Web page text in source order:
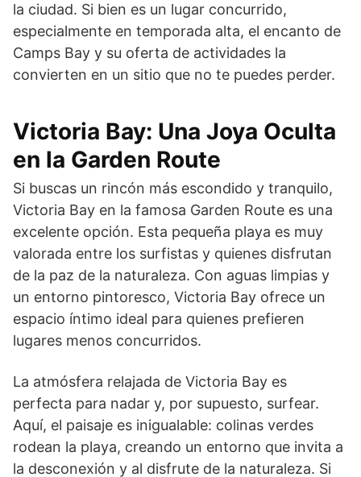
la ciudad. Si bien es un lugar concurrido,
especialmente en temporada alta, el encanto de
Camps Bay y su oferta de actividades la
convierten en un sitio que no te puedes perder.
Victoria Bay: Una Joya Oculta
en la Garden Route
Si buscas un rincón más escondido y tranquilo,
Victoria Bay en la famosa Garden Route es una
excelente opción. Esta pequeña playa es muy
valorada entre los surfistas y quienes disfrutan
de la paz de la naturaleza. Con aguas limpias y
un entorno pintoresco, Victoria Bay ofrece un
espacio íntimo ideal para quienes prefieren
lugares menos concurridos.
La atmósfera relajada de Victoria Bay es
perfecta para nadar y, por supuesto, surfear.
Aquí, el paisaje es inigualable: colinas verdes
rodean la playa, creando un entorno que invita a
la desconexión y al disfrute de la naturaleza. Si